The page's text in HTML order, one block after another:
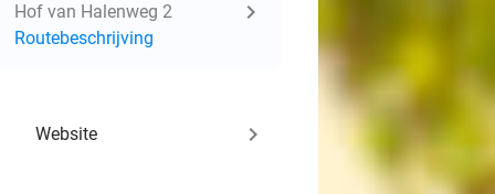
Hof van Halenweg 2
Routebeschrijving
Website keyboard_arrow_right